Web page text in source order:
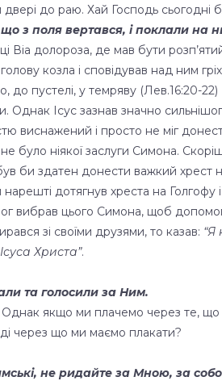
двері до раю. Хай Господь
з поля вертався, і поклали на
Віа долороза, де мав бути
козла і сповідував над ним
до пустелі, у темряву (Лев.16:20-
Однак Ісус зазнав значно
виснажений і просто не міг
не було ніякої заслуги Симона.
би здатен донести важкий
дотягнув хреста на
вибрав цього Симона, щоб
зі своїми друзями, то казав: “Я
Христа”.
та голосили за Ним.
якщо ми плачемо через те, що
через що ми маємо плакати?
не ридайте за Мною, за